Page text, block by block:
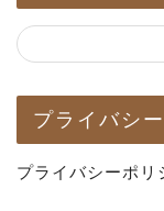
プライバシ
プライバシーポリ